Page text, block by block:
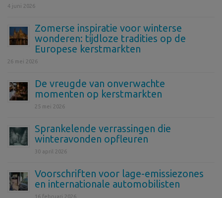
4 juni 2026
Zomerse inspiratie voor winterse
wonderen: tijdloze tradities op de
Europese kerstmarkten
26 mei 2026
De vreugde van onverwachte
momenten op kerstmarkten
25 mei 2026
Sprankelende verrassingen die
winteravonden opfleuren
30 april 2026
Voorschriften voor lage-emissiezones
en internationale automobilisten
16 februari 2026